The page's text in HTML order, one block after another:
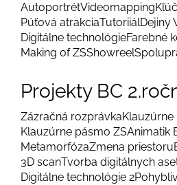
AutoportrétVideomapping
Púťová atrakciaTutoriiálDejiny
Digitálne technológieFarebné
Making of ZSShowreel
Projekty BC
Zázračná rozprávka
Klauzúrne pásmo ZSAnimatik
MetamorfózaZmena priestoru
3D scanTvorba digitálnych
Digitálne technológie 2